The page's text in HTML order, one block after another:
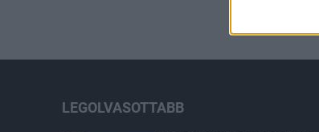
LEGOLVASOTTABB